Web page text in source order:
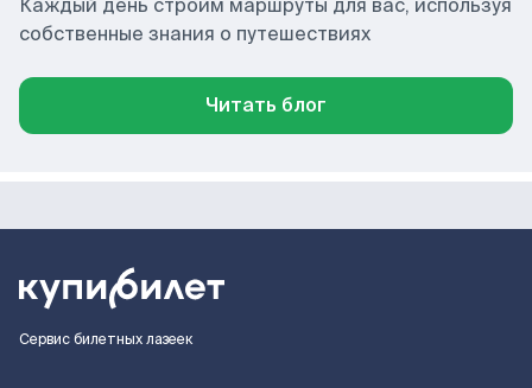
Каждый день строим маршруты для вас, используя
собственные знания о путешествиях
Читать блог
Сервис билетных лазеек